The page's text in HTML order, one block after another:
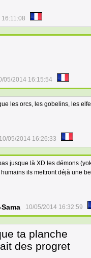
05/2014 16:15:54
les orcs, les gobelins, les
10/05/2014 16:26:33
jusque là XD les démons
ils mettront déjà une
10/05/2014 16:32:59
ta planche
des progret